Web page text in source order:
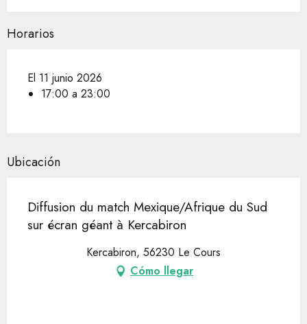
Horarios
El 11 junio 2026
17:00 a 23:00
Ubicación
Diffusion du match Mexique/Afrique du Sud
sur écran géant à Kercabiron
Kercabiron, 56230 Le Cours
Cómo llegar